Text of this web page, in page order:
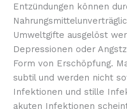
Entzündungen können
Umweltgifte ausgelöst
Depressionen oder
Form von Erschöpfung.
subtil und werden nicht
Infektionen und stille
akuten Infektionen